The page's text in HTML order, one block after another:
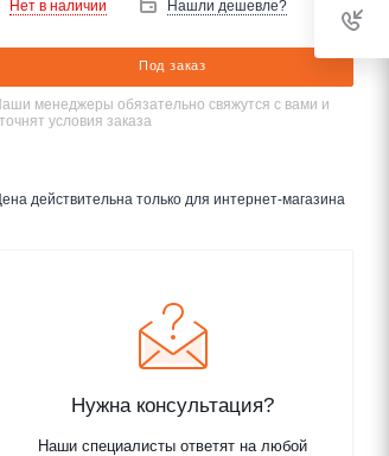
Нет в наличии Нашли дешевле?
Под заказ
менеджеры обязательно свяжутся с вами и
условия заказа
действительна только для интернет-магазина
Нужна консультация?
Наши специалисты ответят на любой